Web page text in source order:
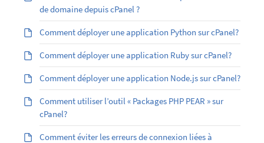
de domaine depuis cPanel ?
Comment déployer une application Python sur cPanel?
Comment déployer une application Ruby sur cPanel?
Comment déployer une application Node.js sur cPanel?
Comment utiliser l’outil « Packages PHP PEAR » sur
cPanel?
Comment éviter les erreurs de connexion liées à